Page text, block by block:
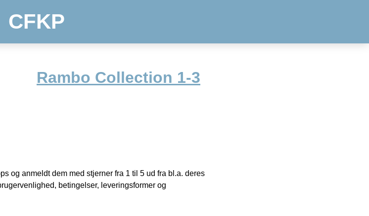
CFKP
Rambo Collection 1-3
og anmeldt dem med stjerner fra 1 til 5 ud fra bl.a. deres
betingelser, leveringsformer og